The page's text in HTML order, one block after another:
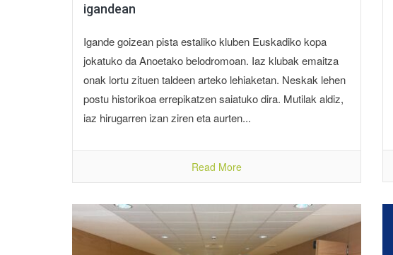
igandean
Igande goizean pista estaliko kluben Euskadiko kopa
jokatuko da Anoetako belodromoan. Iaz klubak emaitza
onak lortu zituen taldeen arteko lehiaketan. Neskak lehen
postu historikoa errepikatzen saiatuko dira. Mutilak aldiz,
iaz hirugarren izan ziren eta aurten...
Read More